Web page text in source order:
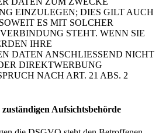
EINZULEGEN; DIES GILT AUCH
ES MIT SOLCHER
STEHT. WENN SIE
IHRE
DATEN ANSCHLIESSEND NICHT
DIREKTWERBUNG
NACH ART. 21 ABS. 2
Aufsichtsbehörde